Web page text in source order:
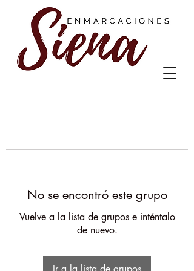
No se encontró este grupo
Vuelve a la lista de grupos e inténtalo
de nuevo.